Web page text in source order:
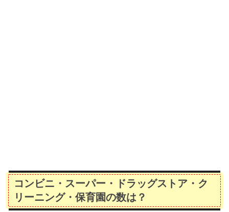
コンビニ・スーパー・ドラッグストア・ク
リーニング・保育園の数は？